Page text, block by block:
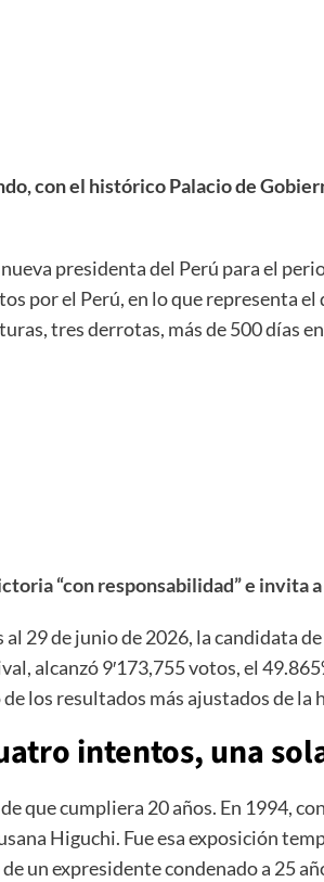
con el histórico Palacio de
nueva presidenta del Perú para el
por el Perú, en lo que representa
tres derrotas, más de 500 días
“con responsabilidad” e invita
29 de junio de 2026, la candidata
alcanzó 9′173,755 votos, el
de los resultados más ajustados de
intentos, una
que cumpliera 20 años. En 1994,
Higuchi. Fue esa exposición
un expresidente condenado a 25